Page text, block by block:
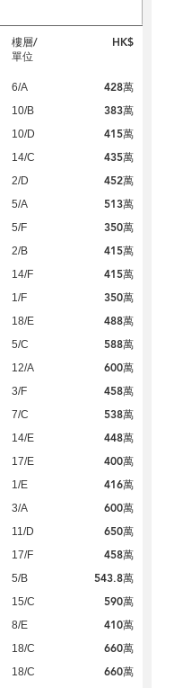
樓層/
單位
HK$
6/A 428萬
10/B 383萬
10/D 415萬
14/C 435萬
2/D 452萬
5/A 513萬
5/F 350萬
2/B 415萬
14/F 415萬
1/F 350萬
18/E 488萬
5/C 588萬
12/A 600萬
3/F 458萬
7/C 538萬
14/E 448萬
17/E 400萬
1/E 416萬
3/A 600萬
11/D 650萬
17/F 458萬
5/B 543.8萬
15/C 590萬
8/E 410萬
18/C 660萬
18/C 660萬